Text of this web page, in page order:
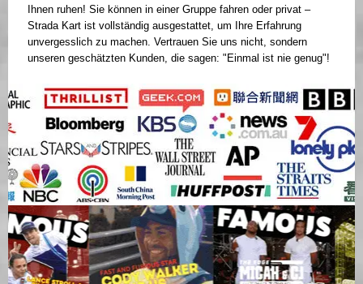
Ihnen ruhen! Sie können in einer Gruppe fahren oder privat –
Strada Kart ist vollständig ausgestattet, um Ihre Erfahrung
unvergesslich zu machen. Vertrauen Sie uns nicht, sondern
unseren geschätzten Kunden, die sagen: "Einmal ist nie genug"!